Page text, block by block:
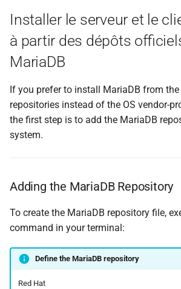
Installer le serveur et le
à partir des dépôts
MariaDB
If you prefer to install MariaDB from
repositories instead of the OS vendor-
the first step is to add the MariaDB
system.
Adding the MariaDB Repository
To create the MariaDB repository file,
command in your terminal:
Define the MariaDB repository
Red Hat